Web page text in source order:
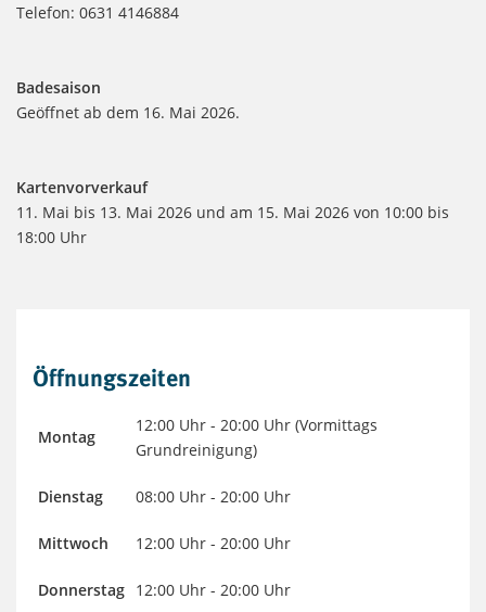
Telefon: 0631 4146884
Badesaison
Geöffnet ab dem 16. Mai 2026.
Kartenvorverkauf
11. Mai bis 13. Mai 2026 und am 15. Mai 2026 von 10:00 bis
18:00 Uhr
Öffnungszeiten
Montag
12:00 Uhr - 20:00 Uhr (Vormittags
Grundreinigung)
Dienstag 08:00 Uhr - 20:00 Uhr
Mittwoch 12:00 Uhr - 20:00 Uhr
Donnerstag 12:00 Uhr - 20:00 Uhr